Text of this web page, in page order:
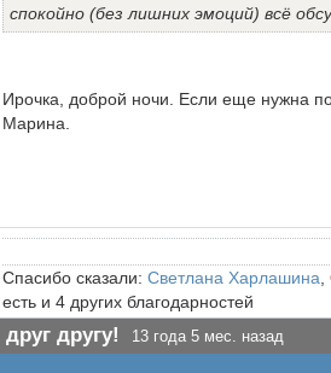
спокойно (без лишних эмоций) всё
Ирочка, доброй ночи. Если еще нужна
Марина.
Спасибо сказали: Светлана Харлашина
есть и 4 других благодарностей
другу! 13 года 5 мес. назад